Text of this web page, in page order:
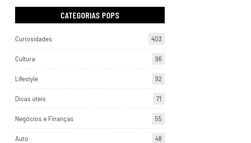
CATEGORIAS POPS
Curiosidades 403
Cultura 96
Lifestyle 92
Dicas úteis 71
Negócios e Finanças 55
Auto 48